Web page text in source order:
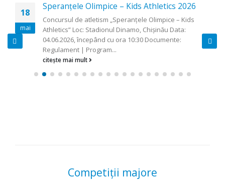
18
mai
Speranțele Olimpice – Kids Athletics 2026
Concursul de atletism „Speranțele Olimpice – Kids
Athletics” Loc: Stadionul Dinamo, Chişinău Data:
04.06.2026, începând cu ora 10:30 Documente:
Regulament | Program...
citește mai mult
Competiții majore